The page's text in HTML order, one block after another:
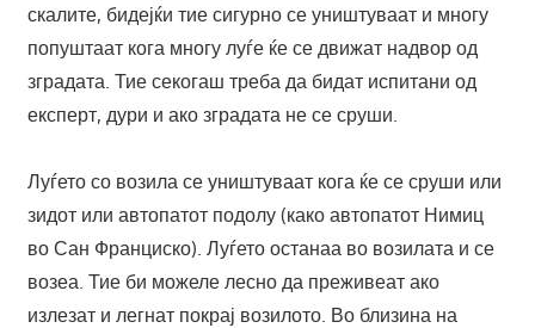
скалите, бидејќи тие сигурно се уништуваат и многу
попуштаат кога многу луѓе ќе се движат надвор од
зградата. Тие секогаш треба да бидат испитани од
експерт, дури и ако зградата не се сруши.
Луѓето со возила се уништуваат кога ќе се сруши или
зидот или автопатот подолу (како автопатот Нимиц
во Сан Франциско). Луѓето останаа во возилата и се
возеа. Тие би можеле лесно да преживеат ако
излезат и легнат покрај возилото. Во близина на